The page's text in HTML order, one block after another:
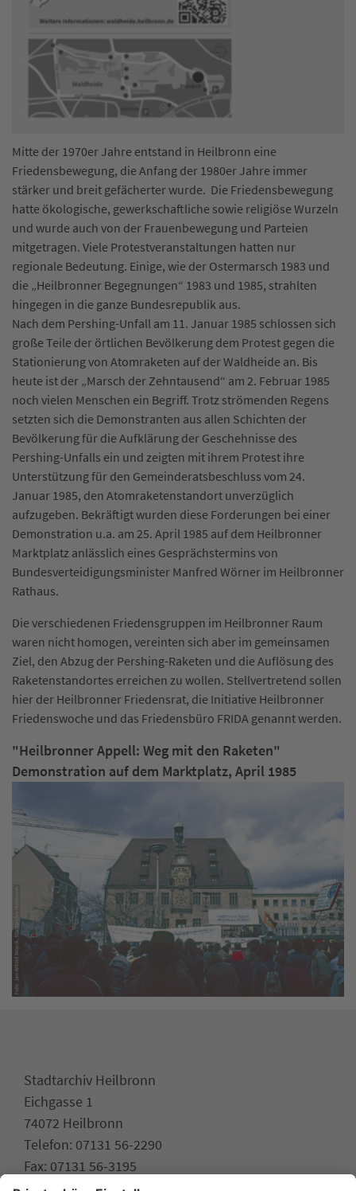
Mitte der 1970er Jahre entstand in Heilbronn eine
Friedensbewegung, die Anfang der 1980er Jahre immer
stärker und breit gefächerter wurde. Die Friedensbewegung
hatte ökologische, gewerkschaftliche sowie religiöse Wurzeln
und wurde auch von der Frauenbewegung und Parteien
mitgetragen. Viele Protestveranstaltungen hatten nur
regionale Bedeutung. Einige, wie der Ostermarsch 1983 und
die „Heilbronner Begegnungen“ 1983 und 1985, strahlten
hingegen in die ganze Bundesrepublik aus.
Nach dem Pershing-Unfall am 11. Januar 1985 schlossen sich
große Teile der örtlichen Bevölkerung dem Protest gegen die
Stationierung von Atomraketen auf der Waldheide an. Bis
heute ist der „Marsch der Zehntausend“ am 2. Februar 1985
noch vielen Menschen ein Begriff. Trotz strömenden Regens
setzten sich die Demonstranten aus allen Schichten der
Bevölkerung für die Aufklärung der Geschehnisse des
Pershing-Unfalls ein und zeigten mit ihrem Protest ihre
Unterstützung für den Gemeinderatsbeschluss vom 24.
Januar 1985, den Atomraketenstandort unverzüglich
aufzugeben. Bekräftigt wurden diese Forderungen bei einer
Demonstration u.a. am 25. April 1985 auf dem Heilbronner
Marktplatz anlässlich eines Gesprächstermins von
Bundesverteidigungsminister Manfred Wörner im Heilbronner
Rathaus.
Die verschiedenen Friedensgruppen im Heilbronner Raum
waren nicht homogen, vereinten sich aber im gemeinsamen
Ziel, den Abzug der Pershing-Raketen und die Auflösung des
Raketenstandortes erreichen zu wollen. Stellvertretend sollen
hier der Heilbronner Friedensrat, die Initiative Heilbronner
Friedenswoche und das Friedensbüro FRIDA genannt werden.
"Heilbronner Appell: Weg mit den Raketen"
Demonstration auf dem Marktplatz, April 1985
Stadtarchiv Heilbronn
Eichgasse 1
74072 Heilbronn
Telefon: 07131 56-2290
Fax: 07131 56-3195